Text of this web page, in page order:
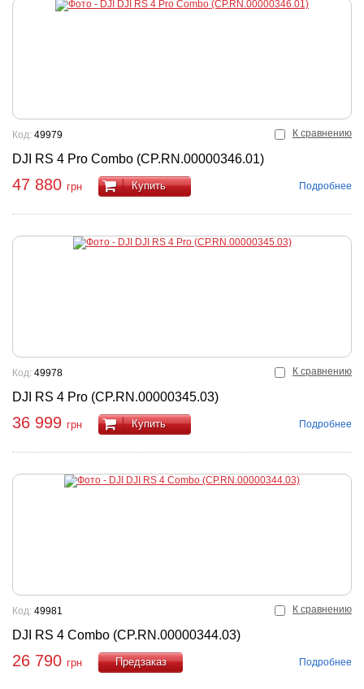
К сравнению
DJI RS 4 Pro Combo (CP.RN.00000346.01)
Код: 49979
47 880 грн Купить Подробнее
К сравнению
DJI RS 4 Pro (CP.RN.00000345.03)
Код: 49978
36 999 грн Купить Подробнее
К сравнению
DJI RS 4 Combo (CP.RN.00000344.03)
Код: 49981
26 790 грн
Подробнее